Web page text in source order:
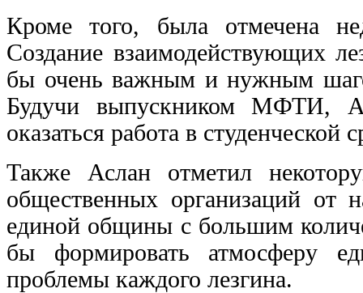
Кроме того, была отмечена
Создание взаимодействующих
бы очень важным и нужным
Будучи выпускником МФТИ,
оказаться работа в студенческой
Также Аслан отметил
общественных организаций от
единой общины с большим
бы формировать атмосферу
проблемы каждого лезгина.